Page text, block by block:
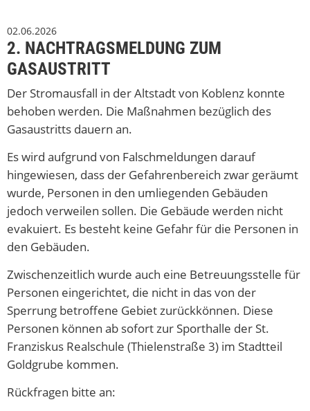
2. NACHTRAGSMELDUNG ZUM
GASAUSTRITT
Der Stromausfall in der Altstadt von Koblenz konnte
behoben werden. Die Maßnahmen bezüglich des
Gasaustritts dauern an.
Es wird aufgrund von Falschmeldungen darauf
hingewiesen, dass der Gefahrenbereich zwar geräumt
wurde, Personen in den umliegenden Gebäuden
jedoch verweilen sollen. Die Gebäude werden nicht
evakuiert. Es besteht keine Gefahr für die Personen in
den Gebäuden.
Zwischenzeitlich wurde auch eine Betreuungsstelle für
Personen eingerichtet, die nicht in das von der
Sperrung betroffene Gebiet zurückkönnen. Diese
Personen können ab sofort zur Sporthalle der St.
Franziskus Realschule (Thielenstraße 3) im Stadtteil
Goldgrube kommen.
Rückfragen bitte an:
02.06.2026